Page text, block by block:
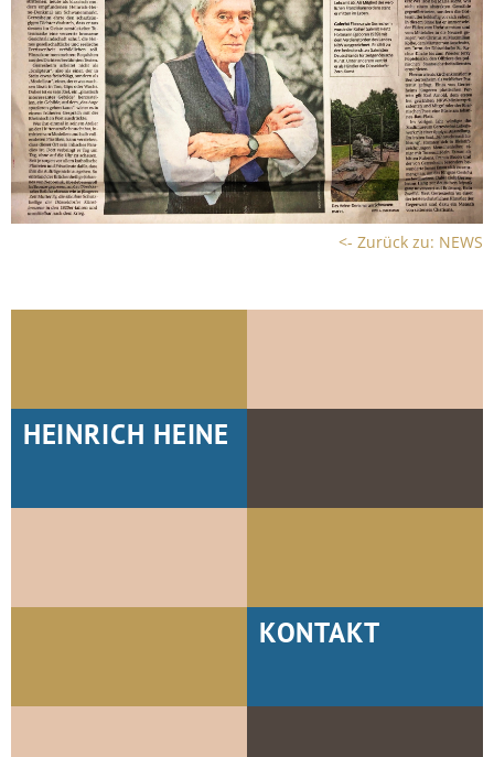
<- Zurück zu: NEWS
HEINRICH HEINE
KONTAKT